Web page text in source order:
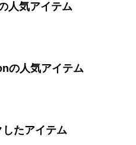
人気アイテム
の人気アイテム
たアイテム